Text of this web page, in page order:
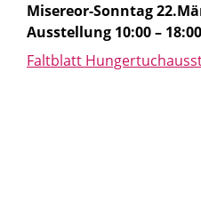
Misereor-Sonntag
Ausstellung 10:00 – 18:00
Faltblatt